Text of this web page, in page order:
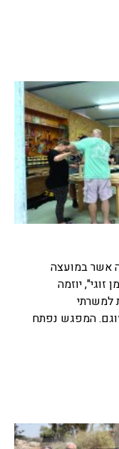
סגולה אשר במועצה
יוזמה
למשרתי
המפגש נפתח